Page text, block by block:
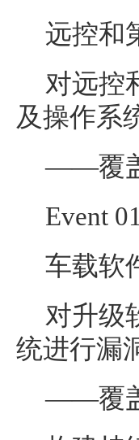
远控和
对远控
及操作系
——覆
Event
车载软
对升级
统进行漏
——覆